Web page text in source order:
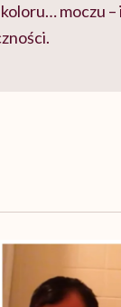
moczu – i